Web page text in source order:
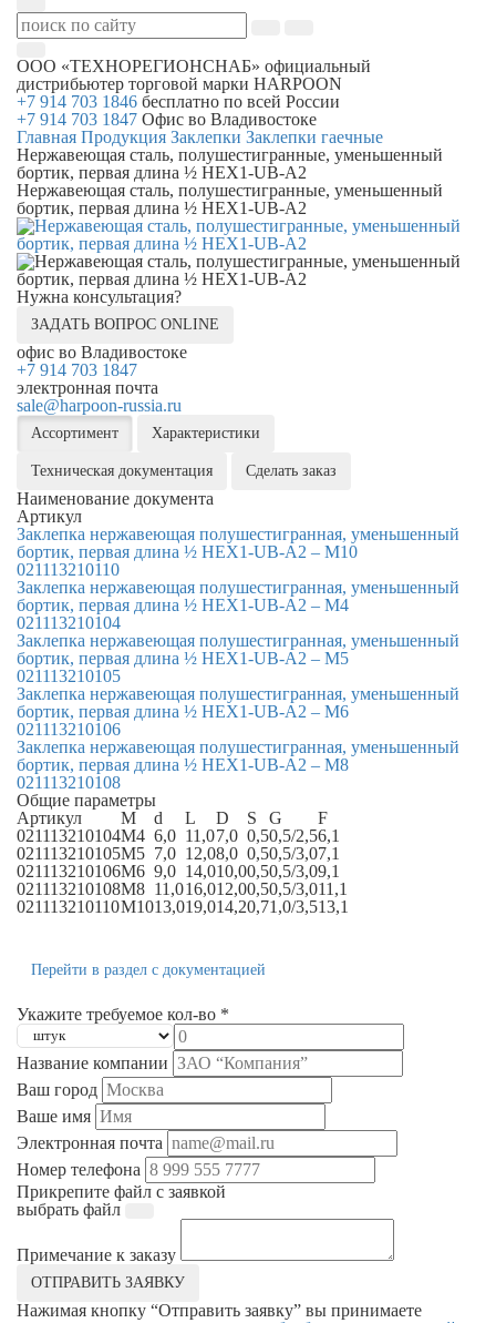
ООО «ТЕХНОРЕГИОНСНАБ» официальный
дистрибьютер торговой марки HARPOON
+7 914 703 1846 бесплатно по всей России
+7 914 703 1847 Офис во Владивостоке
Главная Продукция Заклепки Заклепки гаечные
Нержавеющая сталь, полушестигранные, уменьшенный
бортик, первая длина ½ HEX1-UB-A2
Нержавеющая сталь, полушестигранные, уменьшенный
бортик, первая длина ½ HEX1-UB-A2
Нужна консультация?
ЗАДАТЬ ВОПРОС ONLINE
офис во Владивостоке
+7 914 703 1847
электронная почта
sale@harpoon-russia.ru
Ассортимент Характеристики
Техническая документация Сделать заказ
Наименование документа
Артикул
Заклепка нержавеющая полушестигранная, уменьшенный
бортик, первая длина ½ HEX1-UB-A2 – M10
021113210110
Заклепка нержавеющая полушестигранная, уменьшенный
бортик, первая длина ½ HEX1-UB-A2 – M4
021113210104
Заклепка нержавеющая полушестигранная, уменьшенный
бортик, первая длина ½ HEX1-UB-A2 – M5
021113210105
Заклепка нержавеющая полушестигранная, уменьшенный
бортик, первая длина ½ HEX1-UB-A2 – M6
021113210106
Заклепка нержавеющая полушестигранная, уменьшенный
бортик, первая длина ½ HEX1-UB-A2 – M8
021113210108
Общие параметры
Артикул
M d L D S G
F
021113210104M4 6,0 11,07,0 0,50,5/2,56,1
021113210105M5 7,0 12,08,0 0,50,5/3,07,1
021113210106M6 9,0 14,010,00,50,5/3,09,1
021113210108M8 11,016,012,00,50,5/3,011,1
021113210110M1013,019,014,20,71,0/3,513,1
Перейти в раздел с документацией
Укажите требуемое кол-во *
Название компании
Ваш город
Ваше имя
Электронная почта
Номер телефона
Прикрепите файл с заявкой
выбрать файл
Примечание к заказу
ОТПРАВИТЬ ЗАЯВКУ
Нажимая кнопку “Отправить заявку” вы принимаете